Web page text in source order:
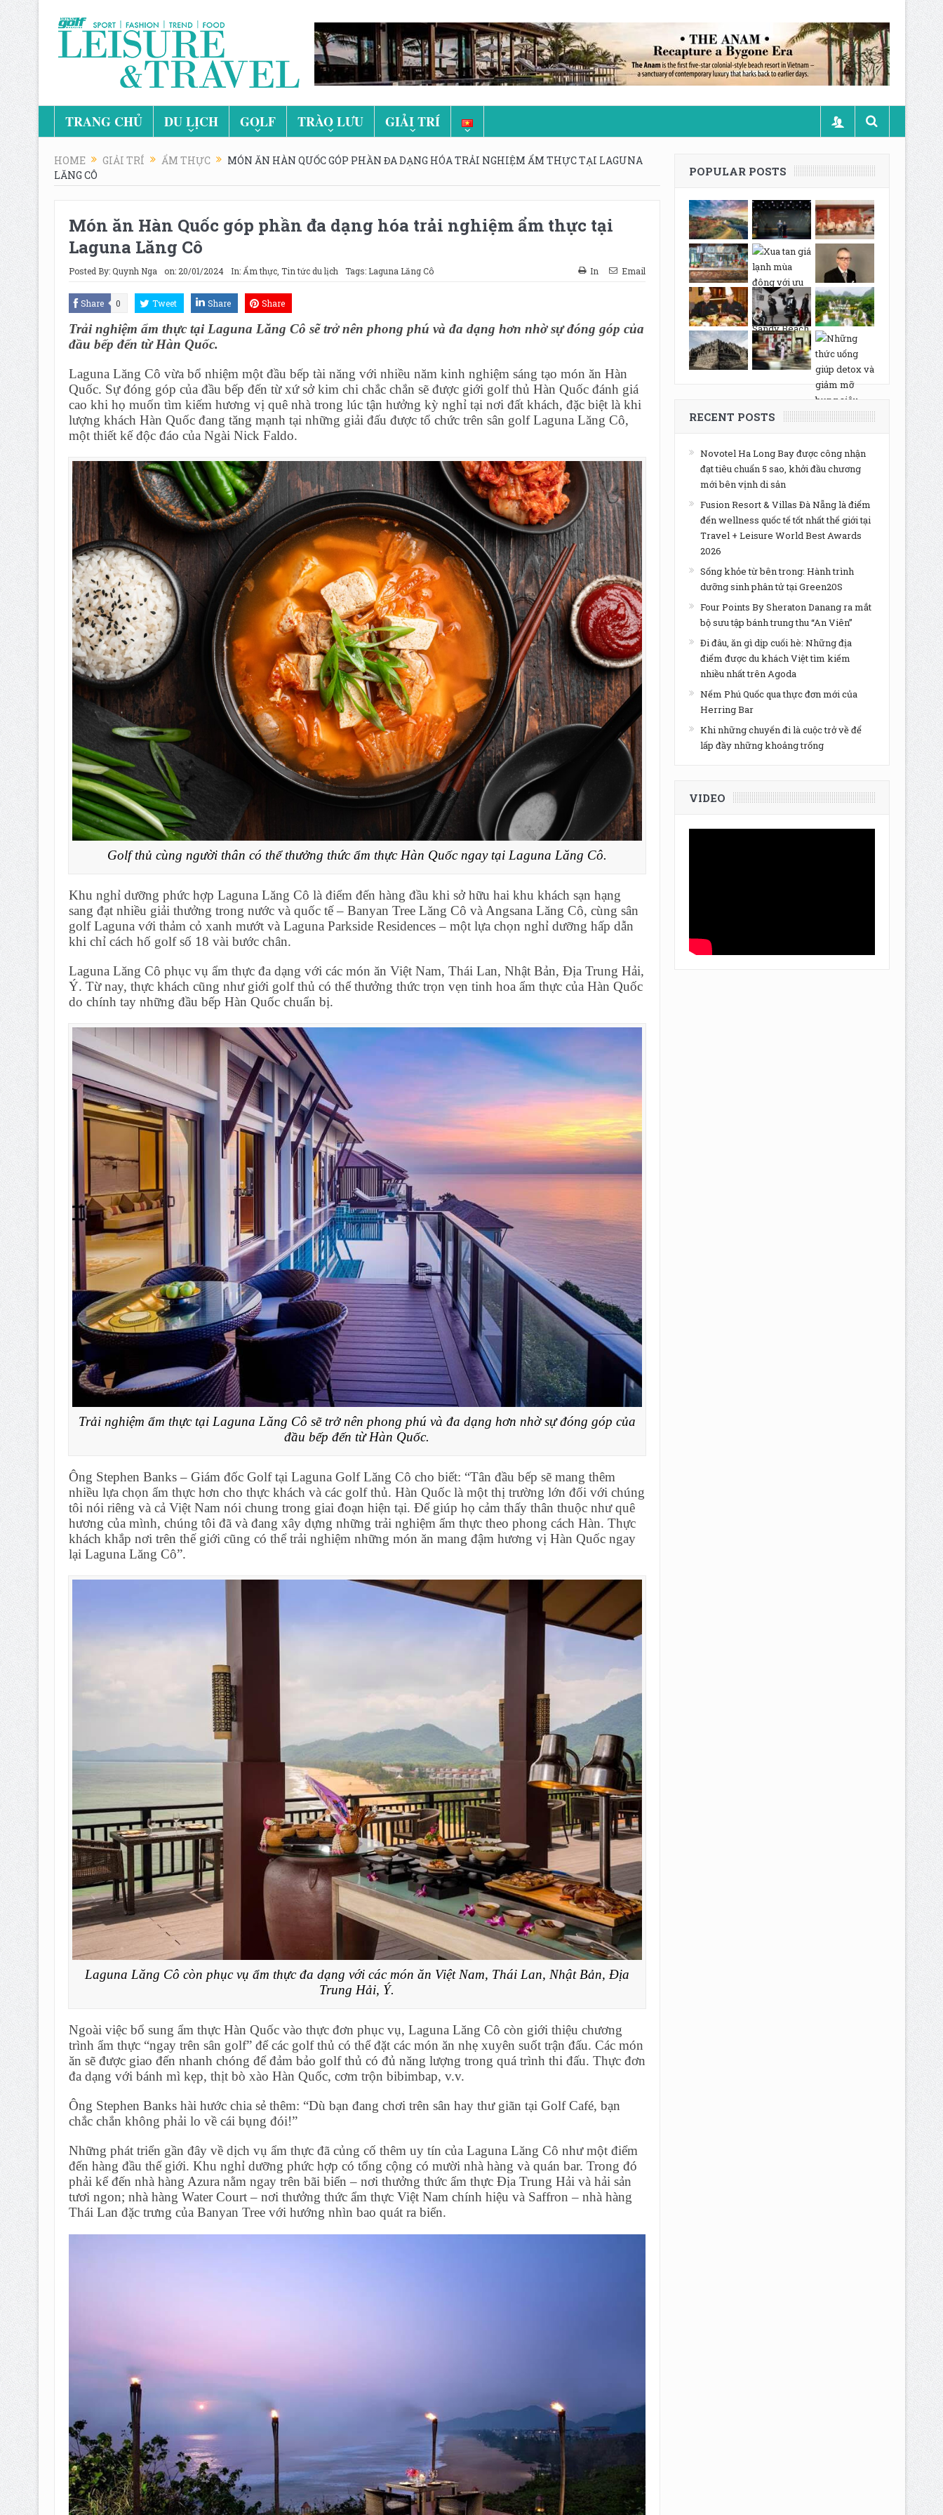
TRANG CHỦ DU LỊCH GOLF TRÀO LƯU GIẢI TRÍ
HOME GIẢI TRÍ ẨM THỰC
MÓN ĂN HÀN QUỐC GÓP PHẦN ĐA DẠNG HÓA TRẢI NGHIỆM ẨM THỰC TẠI LAGUNA
LĂNG CÔ
Món ăn Hàn Quốc góp phần đa dạng hóa trải nghiệm ẩm thực tại
Laguna Lăng Cô
Posted By:Quynh Nga on: 20/01/2024 In: Ẩm thực, Tin tức du lịch Tags: Laguna Lăng Cô In Email
Share 0 Tweet Share Share
Trải nghiệm ẩm thực tại Laguna Lăng Cô sẽ trở nên phong phú và đa dạng hơn nhờ sự đóng góp của
đầu bếp đến từ Hàn Quốc.
Laguna Lăng Cô vừa bổ nhiệm một đầu bếp tài năng với nhiều năm kinh nghiệm sáng tạo món ăn Hàn
Quốc. Sự đóng góp của đầu bếp đến từ xứ sở kim chi chắc chắn sẽ được giới golf thủ Hàn Quốc đánh giá
cao khi họ muốn tìm kiếm hương vị quê nhà trong lúc tận hưởng kỳ nghỉ tại nơi đất khách, đặc biệt là khi
lượng khách Hàn Quốc đang tăng mạnh tại những giải đấu được tổ chức trên sân golf Laguna Lăng Cô,
một thiết kế độc đáo của Ngài Nick Faldo.
Golf thủ cùng người thân có thể thưởng thức ẩm thực Hàn Quốc ngay tại Laguna Lăng Cô.
Khu nghỉ dưỡng phức hợp Laguna Lăng Cô là điểm đến hàng đầu khi sở hữu hai khu khách sạn hạng
sang đạt nhiều giải thưởng trong nước và quốc tế – Banyan Tree Lăng Cô và Angsana Lăng Cô, cùng sân
golf Laguna với thảm cỏ xanh mướt và Laguna Parkside Residences – một lựa chọn nghỉ dưỡng hấp dẫn
khi chỉ cách hố golf số 18 vài bước chân.
Laguna Lăng Cô phục vụ ẩm thực đa dạng với các món ăn Việt Nam, Thái Lan, Nhật Bản, Địa Trung Hải,
Ý. Từ nay, thực khách cũng như giới golf thủ có thể thưởng thức trọn vẹn tinh hoa ẩm thực của Hàn Quốc
do chính tay những đầu bếp Hàn Quốc chuẩn bị.
Trải nghiệm ẩm thực tại Laguna Lăng Cô sẽ trở nên phong phú và đa dạng hơn nhờ sự đóng góp của
đầu bếp đến từ Hàn Quốc.
Ông Stephen Banks – Giám đốc Golf tại Laguna Golf Lăng Cô cho biết: “Tân đầu bếp sẽ mang thêm
nhiều lựa chọn ẩm thực hơn cho thực khách và các golf thủ. Hàn Quốc là một thị trường lớn đối với chúng
tôi nói riêng và cả Việt Nam nói chung trong giai đoạn hiện tại. Để giúp họ cảm thấy thân thuộc như quê
hương của mình, chúng tôi đã và đang xây dựng những trải nghiệm ẩm thực theo phong cách Hàn. Thực
khách khắp nơi trên thế giới cũng có thể trải nghiệm những món ăn mang đậm hương vị Hàn Quốc ngay
lại Laguna Lăng Cô”.
Laguna Lăng Cô còn phục vụ ẩm thực đa dạng với các món ăn Việt Nam, Thái Lan, Nhật Bản, Địa
Trung Hải, Ý.
Ngoài việc bổ sung ẩm thực Hàn Quốc vào thực đơn phục vụ, Laguna Lăng Cô còn giới thiệu chương
trình ẩm thực “ngay trên sân golf” để các golf thủ có thể đặt các món ăn nhẹ xuyên suốt trận đấu. Các món
ăn sẽ được giao đến nhanh chóng để đảm bảo golf thủ có đủ năng lượng trong quá trình thi đấu. Thực đơn
đa dạng với bánh mì kẹp, thịt bò xào Hàn Quốc, cơm trộn bibimbap, v.v.
Ông Stephen Banks hài hước chia sẻ thêm: “Dù bạn đang chơi trên sân hay thư giãn tại Golf Café, bạn
chắc chắn không phải lo về cái bụng đói!”
Những phát triển gần đây về dịch vụ ẩm thực đã củng cố thêm uy tín của Laguna Lăng Cô như một điểm
đến hàng đầu thế giới. Khu nghỉ dưỡng phức hợp có tổng cộng có mười nhà hàng và quán bar. Trong đó
phải kể đến nhà hàng Azura nằm ngay trên bãi biển – nơi thưởng thức ẩm thực Địa Trung Hải và hải sản
tươi ngon; nhà hàng Water Court – nơi thưởng thức ẩm thực Việt Nam chính hiệu và Saffron – nhà hàng
Thái Lan đặc trưng của Banyan Tree với hướng nhìn bao quát ra biển.
POPULAR POSTS
RECENT POSTS
Novotel Ha Long Bay được công nhận
đạt tiêu chuẩn 5 sao, khởi đầu chương
mới bên vịnh di sản
Fusion Resort & Villas Đà Nẵng là điểm
đến wellness quốc tế tốt nhất thế giới tại
Travel + Leisure World Best Awards
2026
Sống khỏe từ bên trong: Hành trình
dưỡng sinh phân tử tại Green20S
Four Points By Sheraton Danang ra mắt
bộ sưu tập bánh trung thu “An Viên”
Đi đâu, ăn gì dịp cuối hè: Những địa
điểm được du khách Việt tìm kiếm
nhiều nhất trên Agoda
Nếm Phú Quốc qua thực đơn mới của
Herring Bar
Khi những chuyến đi là cuộc trở về để
lấp đầy những khoảng trống
VIDEO